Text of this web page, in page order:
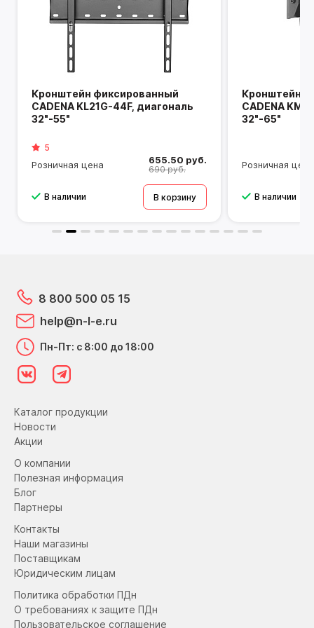
Элемент питания 1,5В AAA – 2 шт.
Размер приставки ВхШхГ:83*83*23мм
диагональ
655.50 руб.
690 руб.
В корзину
Кронштейн фиксированный
CADENA KM30-24T, диагональ
Розничная цена 850 руб.
В наличии В корзину
Каталог продукции
Новости
Акции
О компании
Полезная информация
Блог
Партнеры
Контакты
Наши магазины
Поставщикам
Юридическим лицам
Политика обработки ПДн
О требованиях к защите ПДн
Пользовательское соглашение
8 800 500 05 15
help@n-l-e.ru
Пн-Пт: с 8:00 до 18:00